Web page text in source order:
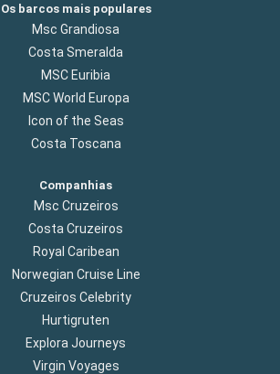
Os barcos mais populares
Msc Grandiosa
Costa Smeralda
MSC Euribia
MSC World Europa
Icon of the Seas
Costa Toscana
Companhias
Msc Cruzeiros
Costa Cruzeiros
Royal Caribean
Norwegian Cruise Line
Cruzeiros Celebrity
Hurtigruten
Explora Journeys
Virgin Voyages